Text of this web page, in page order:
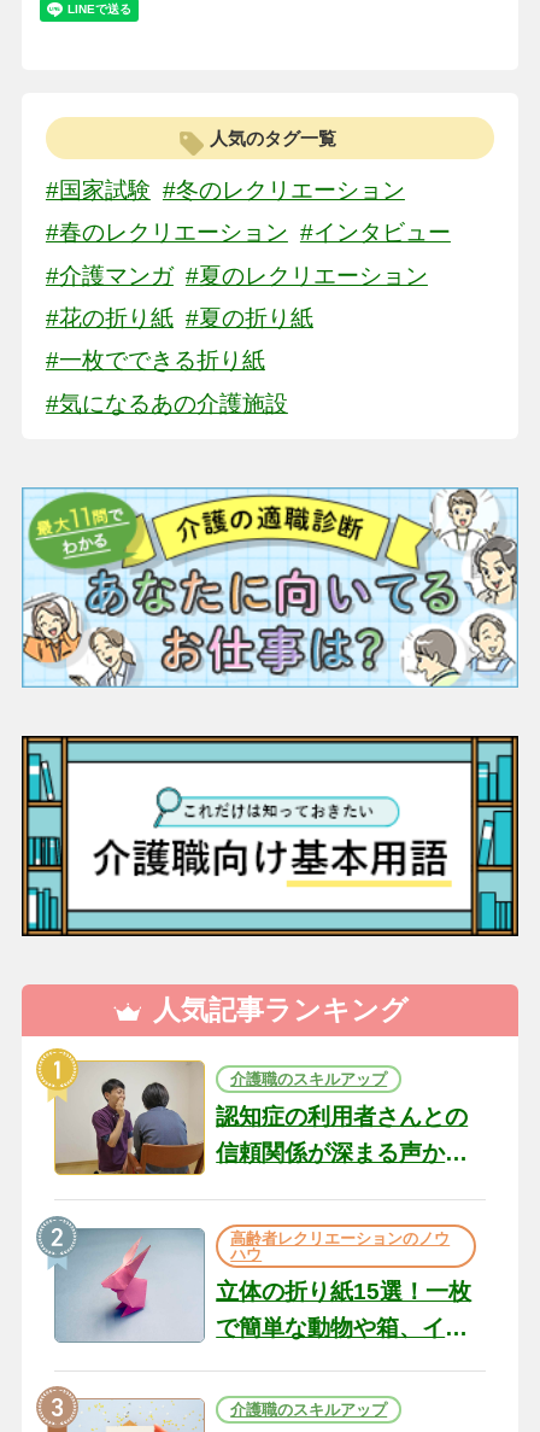
人気のタグ一覧
#国家試験 #冬のレクリエーション
#春のレクリエーション #インタビュー
#介護マンガ #夏のレクリエーション
#花の折り紙 #夏の折り紙
#一枚でできる折り紙
#気になるあの介護施設
人気記事ランキング
介護職のスキルアップ
認知症の利用者さんとの
信頼関係が深まる声かけ
の現場から（22）
高齢者レクリエーションのノウ
ハウ
立体の折り紙15選！一枚
で簡単な動物や箱、イン
介護職のスキルアップ